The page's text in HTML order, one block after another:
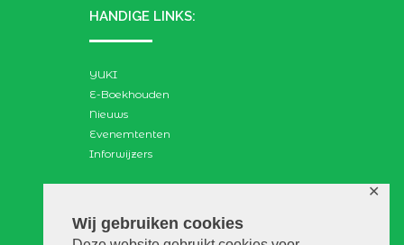
Wij gebruiken cookies
✕
HANDIGE LINKS:
YUKI
E-Boekhouden
Nieuws
Evenemtenten
Inforwijzers